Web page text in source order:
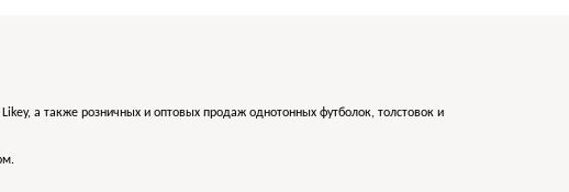
а также розничных и оптовых продаж однотонных футболок, толстовок и